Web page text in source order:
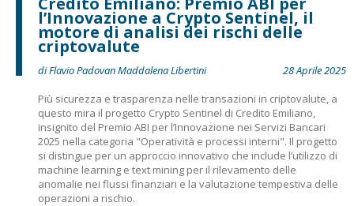
l’Innovazione a Crypto Sentinel, il
motore di analisi dei rischi delle
criptovalute
di Flavio Padovan Maddalena Libertini
28 Aprile 2025
Più sicurezza e trasparenza nelle transazioni in criptovalute, a
questo mira il progetto Crypto Sentinel di Credito Emiliano,
insignito del Premio ABI per l’Innovazione nei Servizi Bancari
2025 nella categoria "Operatività e processi interni". Il progetto
si distingue per un approccio innovativo che include l’utilizzo di
machine learning e text mining per il rilevamento delle
anomalie nei flussi finanziari e la valutazione tempestiva delle
operazioni a rischio.